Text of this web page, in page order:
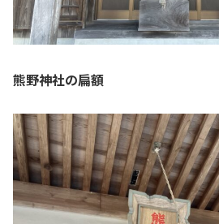
熊野神社の扁額